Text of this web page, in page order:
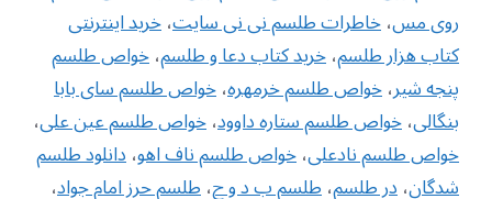
روی مس،خاطرات طلسم نی نی سایت،خرید اینترنتی
کتاب هزار طلسم،خرید کتاب دعا و طلسم،خواص طلسم
پنجه شیر،خواص طلسم خرمهره،خواص طلسم سای بابا
بنگالی،‌خواص طلسم ستاره داوود،خواص طلسم عین علی،
خواص طلسم نادعلی،خواص طلسم ناف اهو،دانلود طلسم
شدگان،در طلسم،طلسم ب د و ح،طلسم حرز امام جواد،